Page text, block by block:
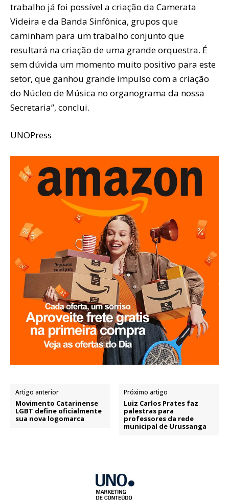
trabalho já foi possível a criação da Camerata
Videira e da Banda Sinfônica, grupos que
caminham para um trabalho conjunto que
resultará na criação de uma grande orquestra. É
sem dúvida um momento muito positivo para este
setor, que ganhou grande impulso com a criação
do Núcleo de Música no organograma da nossa
Secretaria”, conclui.
UNOPress
Artigo anterior
Movimento Catarinense
LGBT define oficialmente
sua nova logomarca
Próximo artigo
Luiz Carlos Prates faz
palestras para
professores da rede
municipal de Urussanga